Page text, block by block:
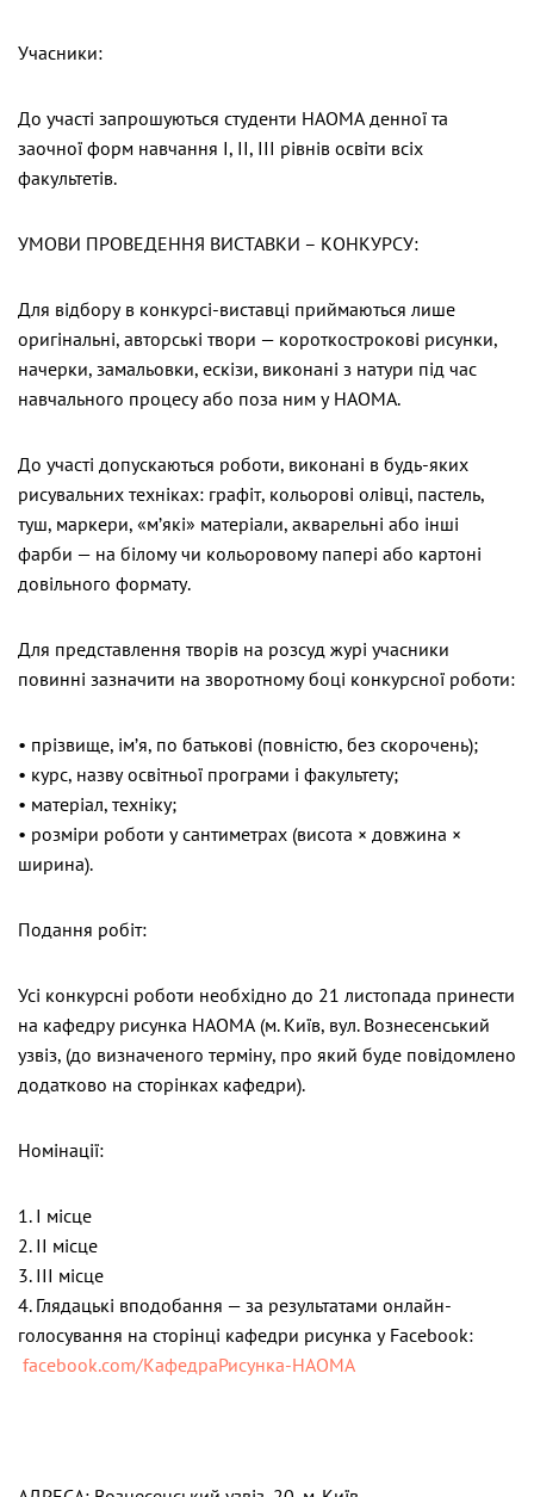
Учасники:
До участі запрошуються студенти НАОМА денної та
заочної форм навчання І, ІІ, ІІІ рівнів освіти всіх
факультетів.
УМОВИ ПРОВЕДЕННЯ ВИСТАВКИ – КОНКУРСУ:
Для відбору в конкурсі-виставці приймаються лише
оригінальні, авторські твори — короткострокові рисунки,
начерки, замальовки, ескізи, виконані з натури під час
навчального процесу або поза ним у НАОМА.
До участі допускаються роботи, виконані в будь-яких
рисувальних техніках: графіт, кольорові олівці, пастель,
туш, маркери, «м’які» матеріали, акварельні або інші
фарби — на білому чи кольоровому папері або картоні
довільного формату.
Для представлення творів на розсуд журі учасники
повинні зазначити на зворотному боці конкурсної роботи:
• прізвище, ім’я, по батькові (повністю, без скорочень);
• курс, назву освітньої програми і факультету;
• матеріал, техніку;
• розміри роботи у сантиметрах (висота × довжина ×
ширина).
Подання робіт:
Усі конкурсні роботи необхідно до 21 листопада принести
на кафедру рисунка НАОМА (м. Київ, вул. Вознесенський
узвіз, (до визначеного терміну, про який буде повідомлено
додатково на сторінках кафедри).
Номінації:
1. I місце
2. II місце
3. III місце
4. Глядацькі вподобання — за результатами онлайн-
голосування на сторінці кафедри рисунка у Facebook:
facebook.com/КафедраРисунка-НАОМА